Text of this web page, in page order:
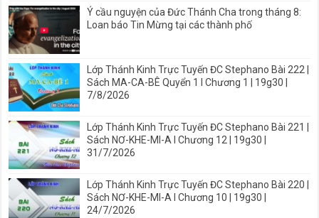
Ý cầu nguyện của Đức Thánh Cha trong tháng 8:
Loan báo Tin Mừng tại các thành phố
Lớp Thánh Kinh Trực Tuyến ĐC Stephano Bài 222 |
Sách MA-CA-BÊ Quyển 1 I Chương 1 | 19g30 |
7/8/2026
Lớp Thánh Kinh Trực Tuyến ĐC Stephano Bài 221 |
Sách NƠ-KHE-MI-A I Chương 12 | 19g30 |
31/7/2026
Lớp Thánh Kinh Trực Tuyến ĐC Stephano Bài 220 |
Sách NƠ-KHE-MI-A I Chương 10 | 19g30 |
24/7/2026